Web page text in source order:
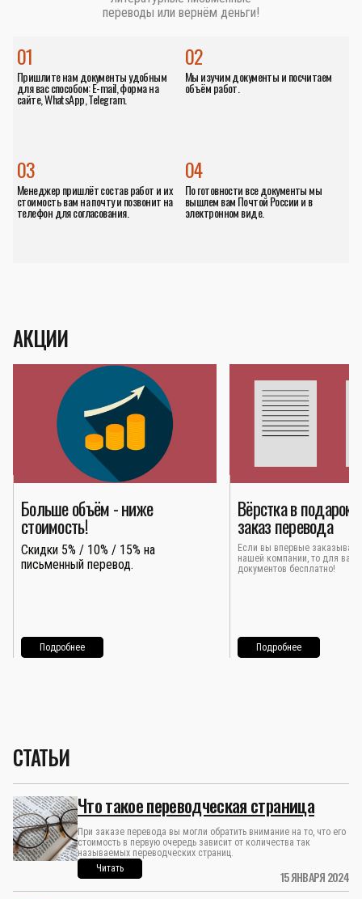
переводы или вернём деньги!
01
Пришлите нам документы удобным
для вас способом: E-mail, форма на
сайте, WhatsApp, Telegram.
02
Мы изучим документы и посчитаем
объём работ.
04
По готовности все документы мы
вышлем вам Почтой России и в
электронном виде.
03
Менеджер пришлёт состав работ и их
стоимость вам на почту и позвонит на
телефон для согласования.
АКЦИИ
Больше объём - ниже
стоимость!
Скидки 5% / 10% / 15% на
письменный перевод.
Подробнее
Вёрстка в подарок
заказ перевода
Если вы впервые
нашей компании, то для вас
документов бесплатно!
Подробнее
СТАТЬИ
15 ЯНВАРЯ 2024
Что такое переводческая страница
При заказе перевода вы могли обратить внимание на то, что его
стоимость в первую очередь зависит от количества так
называемых переводческих страниц.
Читать